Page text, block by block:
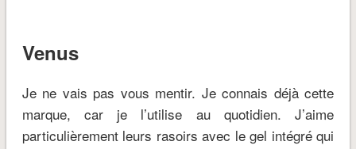
Venus
Je ne vais pas vous mentir. Je connais déjà cette
marque, car je l’utilise au quotidien. J’aime
particulièrement leurs rasoirs avec le gel intégré qui